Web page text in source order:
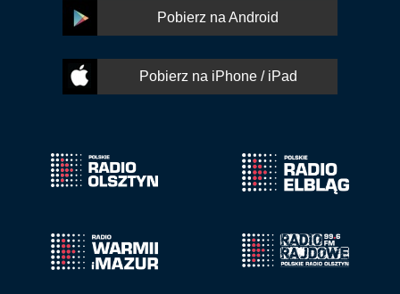
Pobierz na Android
Pobierz na iPhone / iPad